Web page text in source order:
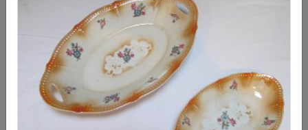
Kandelaar